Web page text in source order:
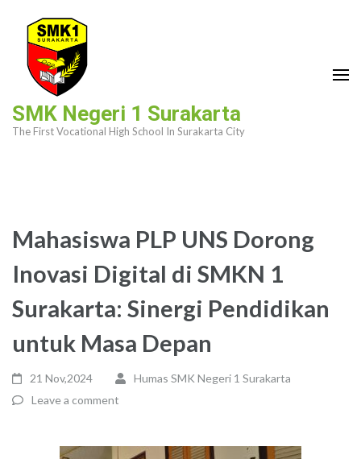
content
(Press
SMK Negeri 1 Surakarta
The First Vocational High School In Surakarta City
Mahasiswa PLP UNS Dorong
Inovasi Digital di SMKN 1
Surakarta: Sinergi Pendidikan
untuk Masa Depan
21 Nov,2024
Humas SMK Negeri 1 Surakarta
Leave a comment